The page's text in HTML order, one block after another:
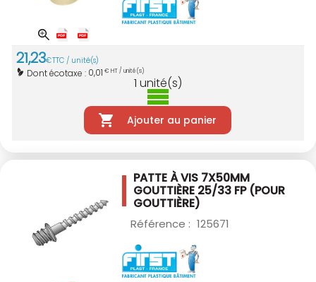
21,23€TTC / unité(s)
Dont écotaxe : 0,01 € HT / unité(s)
1 unité(s)
Ajouter au panier
PATTE À VIS 7X50MM
GOUTTIÈRE 25/33 FP (POUR
GOUTTIÈRE)
Référence : 125671